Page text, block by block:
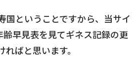
国ということですから、当サイ
齢早見表を見てギネス記録の更
ばと思います。